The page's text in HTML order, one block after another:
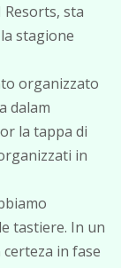
Resorts, sta
stagione
organizzato
dalam
la tappa di
in
tastiere. In un
in fase